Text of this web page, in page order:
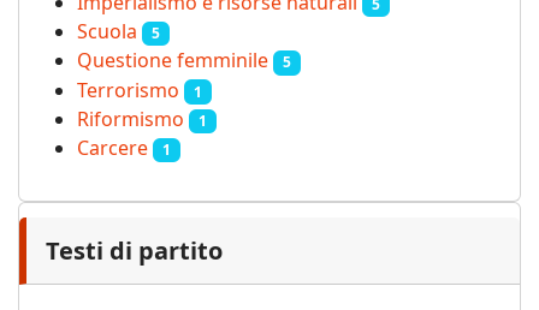
5
Scuola 5
Questione femminile 5
Terrorismo 1
Riformismo 1
Carcere 1
Testi di partito